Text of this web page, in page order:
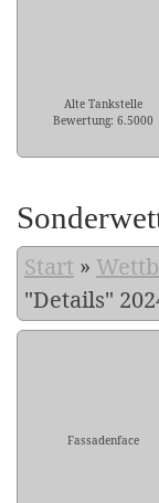
Alte Tankstelle
Bewertung: 6.5000
Start »
"Details"
Fassadenface